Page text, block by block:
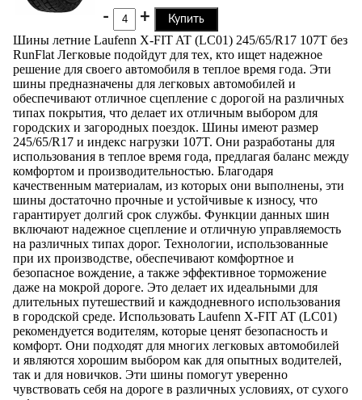
-
+ Купить
Шины летние Laufenn X-FIT AT (LC01) 245/65/R17 107T без
RunFlat Легковые подойдут для тех, кто ищет надежное
решение для своего автомобиля в теплое время года. Эти
шины предназначены для легковых автомобилей и
обеспечивают отличное сцепление с дорогой на различных
типах покрытия, что делает их отличным выбором для
городских и загородных поездок. Шины имеют размер
245/65/R17 и индекс нагрузки 107T. Они разработаны для
использования в теплое время года, предлагая баланс между
комфортом и производительностью. Благодаря
качественным материалам, из которых они выполнены, эти
шины достаточно прочные и устойчивые к износу, что
гарантирует долгий срок службы. Функции данных шин
включают надежное сцепление и отличную управляемость
на различных типах дорог. Технологии, использованные
при их производстве, обеспечивают комфортное и
безопасное вождение, а также эффективное торможение
даже на мокрой дороге. Это делает их идеальными для
длительных путешествий и каждодневного использования
в городской среде. Использовать Laufenn X-FIT AT (LC01)
рекомендуется водителям, которые ценят безопасность и
комфорт. Они подходят для многих легковых автомобилей
и являются хорошим выбором как для опытных водителей,
так и для новичков. Эти шины помогут уверенно
чувствовать себя на дороге в различных условиях, от сухого